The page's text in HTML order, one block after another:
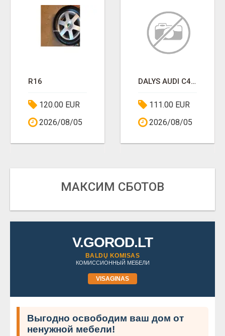
R16
120.00 EUR
2026/08/05
DALYS AUDI C4,C5,B4,GOLF4
111.00 EUR
2026/08/05
МАКСИМ СБОТОВ
V.GOROD.LT
BALDŲ KOMISAS
КОМИССИОННЫЙ МЕБЕЛИ
VISAGINAS
Выгодно освободим ваш дом от
ненужной мебели!